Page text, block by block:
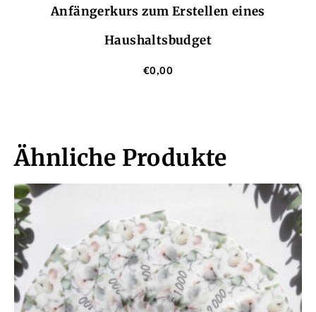
Anfängerkurs zum Erstellen eines
Haushaltsbudget
€0,00
Ähnliche Produkte